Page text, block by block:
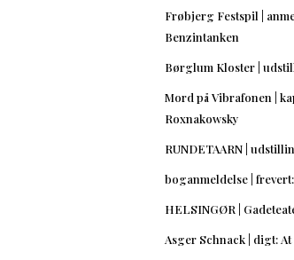
Frøbjerg Festspil |
Benzintanken
Børglum Kloster |
Mord på Vibrafonen |
Roxnakowsky
RUNDETAARN |
boganmeldelse |
HELSINGØR |
Asger Schnack | digt: